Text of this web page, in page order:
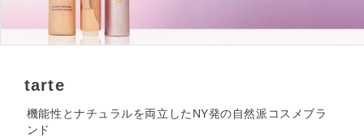
tarte
機能性とナチュラルを両立したNY発の自然派コスメブラ
ンド